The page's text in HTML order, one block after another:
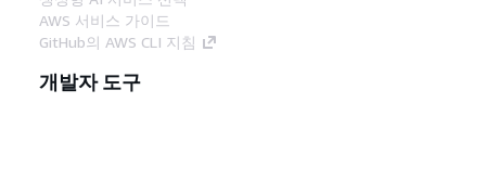
AWS 서비스 가이드
GitHub의 AWS CLI 지침
개발자 도구